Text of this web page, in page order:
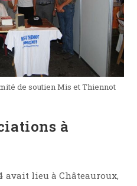
de soutien Mis et Thiennot
à
avait lieu à Châteauroux,